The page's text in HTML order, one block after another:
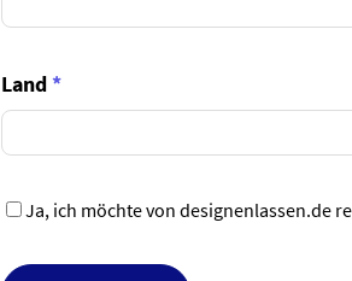
Land*
Ja, ich möchte von designenlassen.de